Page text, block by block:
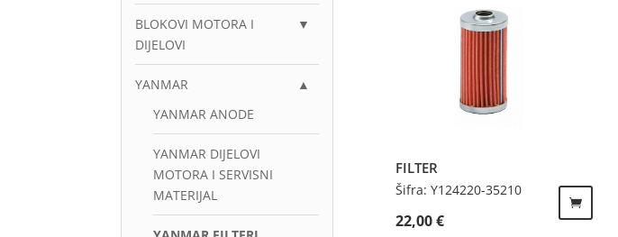
FILTER
Šifra: Y124220-35210
22,00€
BLOKOVI MOTORA I
DIJELOVI
▼
YANMAR
▲
YANMAR ANODE
YANMAR DIJELOVI
MOTORA I SERVISNI
MATERIJAL